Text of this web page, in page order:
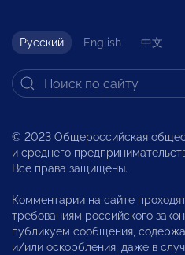
Русский English 中文
© 2023 Общероссийская
и среднего
Все права защищены.
Комментарии на сайте
требованиям российского
публикуем сообщения,
и/или оскорбления, даже в